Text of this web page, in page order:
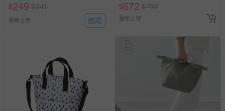
相關的退換貨辦理流程，可詳見：
運送服務：目前提供的運送僅限台灣本島。如您位於離島地
區，可能會無法配送，或須依據商品需加收離島運費。廠商
亦保留出貨與否的權利。離島、偏遠地區、樓層親送等加價
費用，可能會另需加收。
商品實際的配達日期，可於訂單個人資料內的查詢訂單內，
$249 $341
最新上架 追蹤
$672 $790
最新上架